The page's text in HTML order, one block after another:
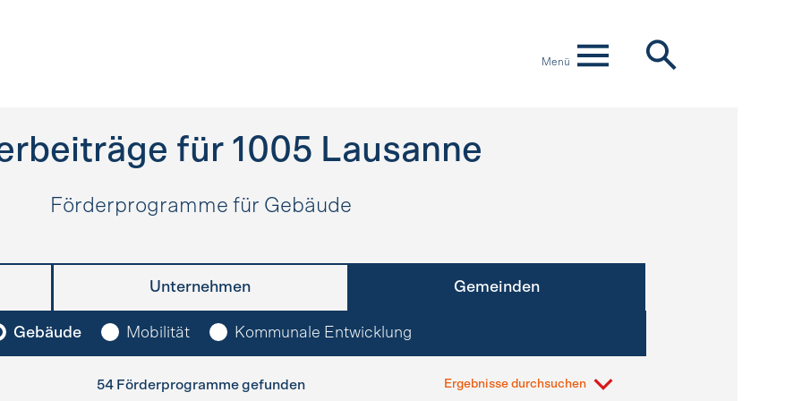
Menü
für 1005 Lausanne
Förderprogramme für Gebäude
Unternehmen Gemeinden
Gebäude Mobilität Kommunale Entwicklung
54 Förderprogramme gefunden Ergebnisse durchsuchen